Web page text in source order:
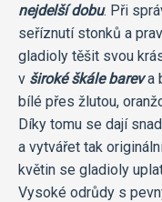
nejdelší dobu. Při
seříznutí stonků a
gladioly těšit svou
v široké škále bareva
bílé přes žlutou,
Díky tomu se dají
a vytvářet tak
květin se gladioly
Vysoké odrůdy s